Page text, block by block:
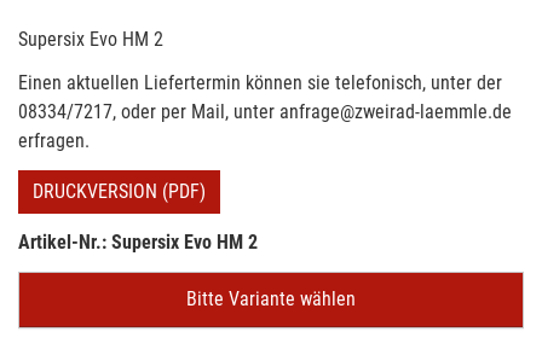
Supersix Evo HM 2
Einen aktuellen Liefertermin können sie telefonisch, unter der
08334/7217, oder per Mail, unter anfrage@zweirad-laemmle.de
erfragen.
DRUCKVERSION (PDF)
Artikel-Nr.: Supersix Evo HM 2
Bitte Variante wählen